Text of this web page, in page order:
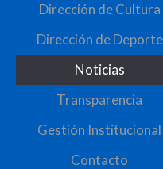
Dirección de Cultura
Dirección de Deporte
Noticias
Transparencia
Gestión Institucional
Contacto